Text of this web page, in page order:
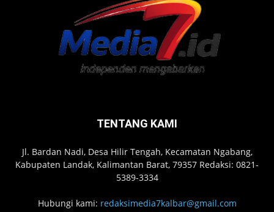
TENTANG KAMI
Jl. Bardan Nadi, Desa Hilir Tengah, Kecamatan Ngabang,
Kabupaten Landak, Kalimantan Barat, 79357 Redaksi: 0821-
5389-3334
Hubungi kami: redaksimedia7kalbar@gmail.com